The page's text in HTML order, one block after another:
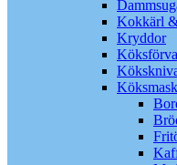
Kokkärl
Kryddor